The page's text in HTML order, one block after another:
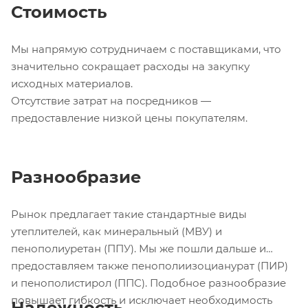
Стоимость
Мы напрямую сотрудничаем с поставщиками, что
значительно сокращает расходы на закупку
исходных материалов.
Отсутствие затрат на посредников —
предоставление низкой цены покупателям.
Разнообразие
Рынок предлагает такие стандартные виды
утеплителей, как минеральный (МВУ) и
пенополиуретан (ППУ). Мы же пошли дальше и
предоставляем также пенополиизоцианурат (ПИР)
и пенополистирол (ППС). Подобное разнообразие
повышает гибкость и исключает необходимость